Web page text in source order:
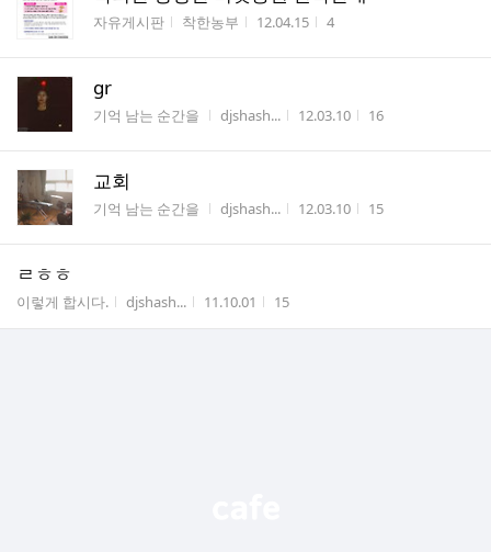
게시판명
자유게시판 작성자
착한농부 작성시간
12.04.15 조회수
4
gr
게시판명
기억 남는 순간을 작성자
djshash... 작성시간
12.03.10 조회수
16
교회
게시판명
기억 남는 순간을 작성자
djshash... 작성시간
12.03.10 조회수
15
ㄹㅎㅎ
게시판명
이렇게 합시다. 작성자
djshash... 작성시간
11.10.01 조회수
15